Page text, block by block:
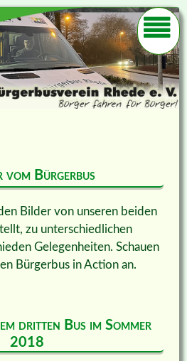
vom Bürgerbus
Bilder von unseren beiden
zu unterschiedlichen
Gelegenheiten. Schauen
Bürgerbus in Action an.
dritten Bus im Sommer
2018